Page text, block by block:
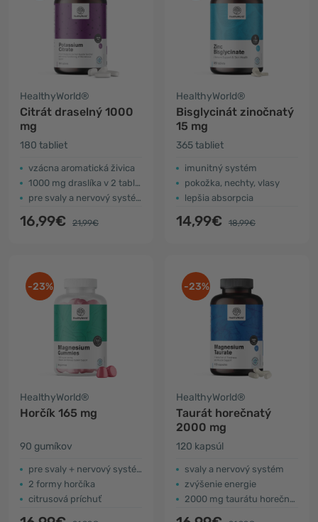
HealthyWorld®
Citrát draselný 1000
mg
180 tabliet
vzácna aromatická živica
1000 mg draslíka v 2 tabletách
pre svaly a nervový systém
16,99€ 21,99€
HealthyWorld®
Bisglycinát zinočnatý
15 mg
365 tabliet
imunitný systém
pokožka, nechty, vlasy
lepšia absorpcia
14,99€ 18,99€
-23%
HealthyWorld®
Horčík 165 mg
90 gumíkov
pre svaly + nervový systém
2 formy horčíka
citrusová príchuť
-23%
HealthyWorld®
Taurát horečnatý
2000 mg
120 kapsúl
svaly a nervový systém
zvýšenie energie
2000 mg taurátu horečnatého na 4 kapsuly